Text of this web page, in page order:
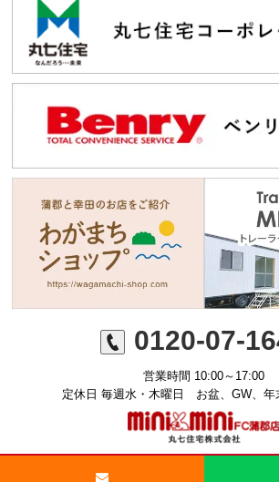
0120-07-
営業時間 10:00～17:00
定休日 毎週水・木曜日 お盆、GW、年